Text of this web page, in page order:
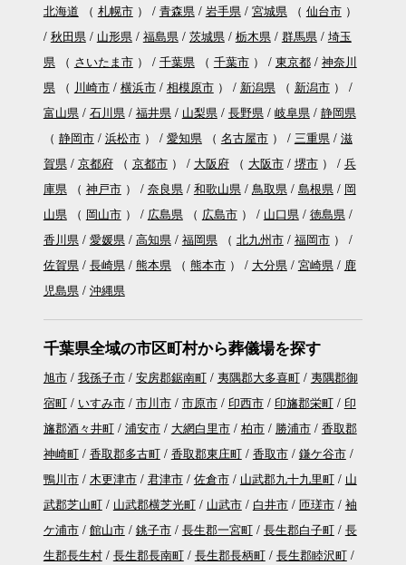
北海道 （ 札幌市） 青森県 岩手県 宮城県（ 仙台市）
秋田県
山形県 福島県 茨城県 栃木県 群馬県
埼玉
県（ さいたま市） 千葉県（ 千葉市） 東京都
神奈川
県（ 川崎市 横浜市 相模原市） 新潟県（ 新潟市）
富山県
石川県 福井県 山梨県 長野県 岐阜県
静岡県
（ 静岡市 浜松市） 愛知県（ 名古屋市） 三重県
滋
賀県
京都府（ 京都市） 大阪府（ 大阪市 堺市）
兵
庫県（ 神戸市） 奈良県 和歌山県 鳥取県 島根県
岡
山県（ 岡山市） 広島県（ 広島市） 山口県
徳島県
香川県
愛媛県 高知県 福岡県（ 北九州市 福岡市）
佐賀県
長崎県 熊本県（ 熊本市） 大分県 宮崎県
鹿
児島県
沖縄県
千葉県全域の市区町村から葬儀場を探す
旭市 我孫子市 安房郡鋸南町 夷隅郡大多喜町
夷隅郡御
宿町
いすみ市 市川市 市原市 印西市 印旛郡栄町
印
旛郡酒々井町
浦安市 大網白里市 柏市 勝浦市
香取郡
神崎町
香取郡多古町 香取郡東庄町 香取市
鎌ケ谷市
鴨川市
木更津市 君津市 佐倉市 山武郡九十九里町
山
武郡芝山町
山武郡横芝光町 山武市 白井市 匝瑳市
袖
ケ浦市
館山市 銚子市 長生郡一宮町 長生郡白子町
長
生郡長生村
長生郡長南町 長生郡長柄町
長生郡睦沢町